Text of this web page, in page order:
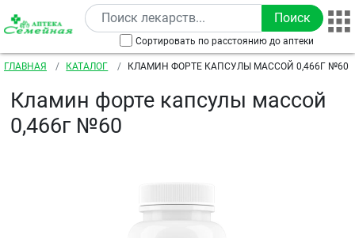
Перейти к основному содержанию
Сортировать по расстоянию до аптеки
Строка навигации
ГЛАВНАЯ КАТАЛОГ КЛАМИН ФОРТЕ КАПСУЛЫ МАССОЙ 0,466Г №60
Кламин форте капсулы массой
0,466г №60